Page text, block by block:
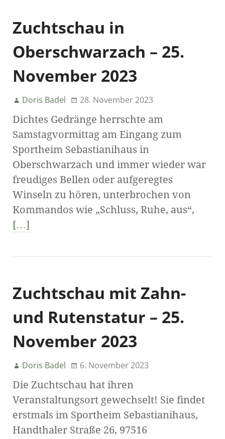
Zuchtschau in
Oberschwarzach – 25.
November 2023
Doris Badel 28. November 2023
Dichtes Gedränge herrschte am
Samstagvormittag am Eingang zum
Sportheim Sebastianihaus in
Oberschwarzach und immer wieder war
freudiges Bellen oder aufgeregtes
Winseln zu hören, unterbrochen von
Kommandos wie „Schluss, Ruhe, aus“,
[…]
Zuchtschau mit Zahn-
und Rutenstatur – 25.
November 2023
Doris Badel 6. November 2023
Die Zuchtschau hat ihren
Veranstaltungsort gewechselt! Sie findet
erstmals im Sportheim Sebastianihaus,
Handthaler Straße 26, 97516